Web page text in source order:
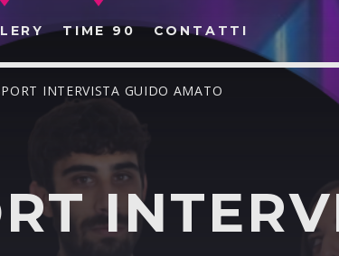
TIME 90 CONTATTI
NEL SITO WEB:
INTERVISTA GUIDO AMATO